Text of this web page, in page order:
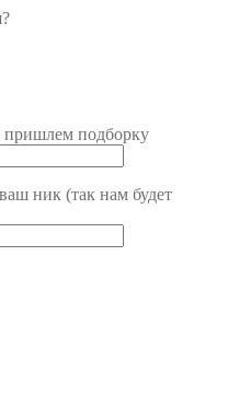
подборку
ник (так нам будет